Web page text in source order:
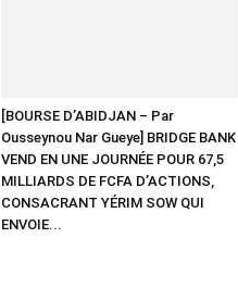
[BOURSE D’ABIDJAN – Par
Ousseynou Nar Gueye] BRIDGE BANK
VEND EN UNE JOURNÉE POUR 67,5
MILLIARDS DE FCFA D’ACTIONS,
CONSACRANT YÉRIM SOW QUI
ENVOIE...